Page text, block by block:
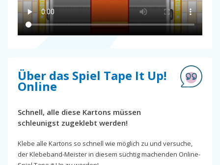
Über das Spiel Tape It Up!
Online
Schnell, alle diese Kartons müssen
schleunigst zugeklebt werden!
Klebe alle Kartons so schnell wie möglich zu und versuche,
der Klebeband-Meister in diesem süchtig machenden Online-